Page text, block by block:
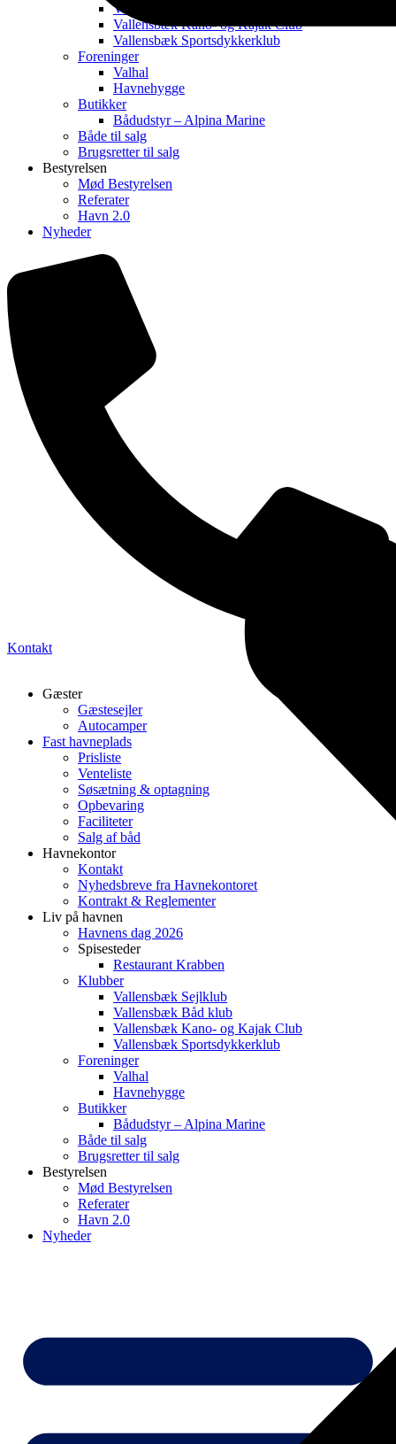
Vallensbæk Båd klub
Vallensbæk Kano- og Kajak Club
Vallensbæk Sportsdykkerklub
Foreninger
Valhal
Havnehygge
Butikker
Bådudstyr – Alpina Marine
Både til salg
Brugsretter til salg
Bestyrelsen
Mød Bestyrelsen
Referater
Havn 2.0
Nyheder
Kontakt
Gæster
Gæstesejler
Autocamper
Fast havneplads
Prisliste
Venteliste
Søsætning & optagning
Opbevaring
Faciliteter
Salg af båd
Havnekontor
Kontakt
Nyhedsbreve fra Havnekontoret
Kontrakt & Reglementer
Liv på havnen
Havnens dag 2026
Spisesteder
Restaurant Krabben
Klubber
Vallensbæk Sejlklub
Vallensbæk Båd klub
Vallensbæk Kano- og Kajak Club
Vallensbæk Sportsdykkerklub
Foreninger
Valhal
Havnehygge
Butikker
Bådudstyr – Alpina Marine
Både til salg
Brugsretter til salg
Bestyrelsen
Mød Bestyrelsen
Referater
Havn 2.0
Nyheder